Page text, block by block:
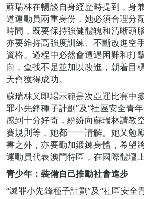
蘇瑞林在暢談自身經歷時提到，身
道運動員兩重身份，她必須合理分
時間，既要保持強健體魄和清晰頭
亦要維持高強度訓練、不斷改進空
資格。過程中必然會遭遇困難和打
向，查找不足並加以改進，朝着目
天會獲得成功。
蘇瑞林又即場示範是次亞運比賽中
罪小先鋒種子計劃”及“社區安全青
感到十分好奇，紛紛向蘇瑞林請教
賽規則等，她都一一講解。她又勉
書之外，亦要勤加鍛鍊身體，希望
運動員代表澳門特區，在國際體壇
青少年：裝備自己推動社會進步
“滅罪小先鋒種子計劃”及“社區安全